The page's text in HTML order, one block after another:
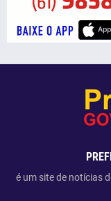
é um site de notícias